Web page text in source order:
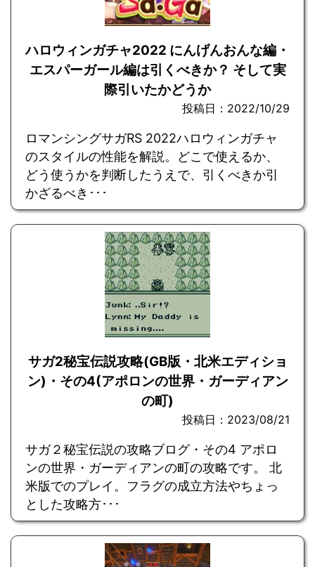
ハロウィンガチャ2022 にんげんおんな編・
エスパーガール編は引くべきか？ そして実
際引いたかどうか
投稿日：2022/10/29
ロマンシングサガRS 2022ハロウィンガチャ
のスタイルの性能を解説。どこで使えるか、
どう使うかを判断したうえで、引くべきか引
かざるべき･･･
サガ2秘宝伝説攻略(GB版・北米エディショ
ン)・その4(アポロンの世界・ガーディアン
の町)
投稿日：2023/08/21
サガ２秘宝伝説の攻略ブログ・その4 アポロ
ンの世界・ガーディアンの町の攻略です。 北
米版でのプレイ。フラグの成立方法やちょっ
とした攻略方･･･